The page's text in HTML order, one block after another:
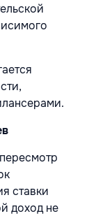
ставки
доход не